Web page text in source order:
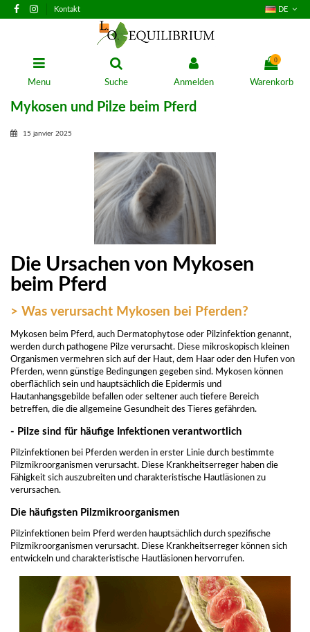
Kontakt DE
Menu Suche Anmelden
0
Warenkorb
Mykosen und Pilze beim Pferd
15 janvier 2025
Die Ursachen von Mykosen
beim Pferd
> Was verursacht Mykosen bei Pferden?
Mykosen beim Pferd, auch Dermatophytose oder Pilzinfektion genannt,
werden durch pathogene Pilze verursacht. Diese mikroskopisch kleinen
Organismen vermehren sich auf der Haut, dem Haar oder den Hufen von
Pferden, wenn günstige Bedingungen gegeben sind. Mykosen können
oberflächlich sein und hauptsächlich die Epidermis und
Hautanhangsgebilde befallen oder seltener auch tiefere Bereich
betreffen, die die allgemeine Gesundheit des Tieres gefährden.
- Pilze sind für häufige Infektionen verantwortlich
Pilzinfektionen bei Pferden werden in erster Linie durch bestimmte
Pilzmikroorganismen verursacht. Diese Krankheitserreger haben die
Fähigkeit sich auszubreiten und charakteristische Hautläsionen zu
verursachen.
Die häufigsten Pilzmikroorganismen
Pilzinfektionen beim Pferd werden hauptsächlich durch spezifische
Pilzmikroorganismen verursacht. Diese Krankheitserreger können sich
entwickeln und charakteristische Hautläsionen hervorrufen.